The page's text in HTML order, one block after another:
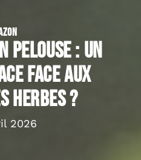
pelouse : un
face aux
herbes ?
2026